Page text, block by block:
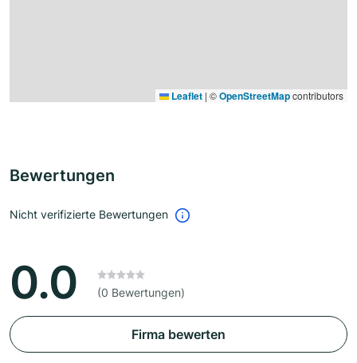
Leaflet | ©OpenStreetMapcontributors
Bewertungen
Nicht verifizierte Bewertungen
0.0 (0 Bewertungen)
Firma bewerten